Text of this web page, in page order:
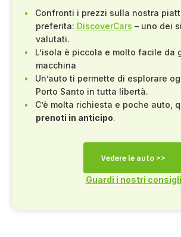
Confronti i prezzi sulla nostra
preferita: DiscoverCars – uno dei
valutati.
L’isola è piccola e molto facile da
macchina
Un’auto ti permette di esplorare
Porto Santo in tutta libertà.
C’è molta richiesta e poche auto,
prenoti in anticipo.
Vedere le auto >>
Guardi i nostri consigli